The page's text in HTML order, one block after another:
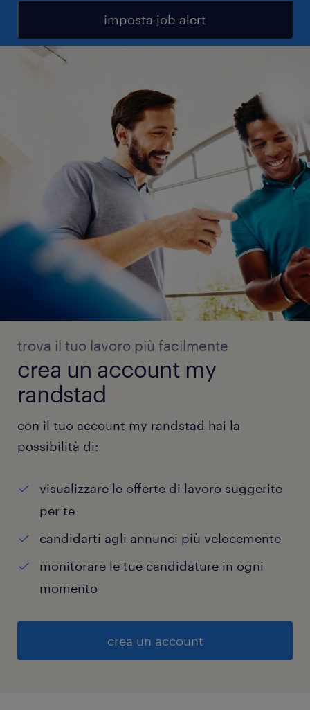
imposta job alert
trova il tuo lavoro più facilmente
crea un account my
randstad
con il tuo account my randstad hai la
possibilità di:
visualizzare le offerte di lavoro suggerite
per te
candidarti agli annunci più velocemente
monitorare le tue candidature in ogni
momento
crea un account